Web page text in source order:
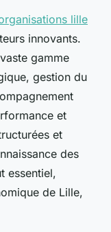
lille
innovants.
gamme
gestion du
et
et
des
essentiel,
de Lille,